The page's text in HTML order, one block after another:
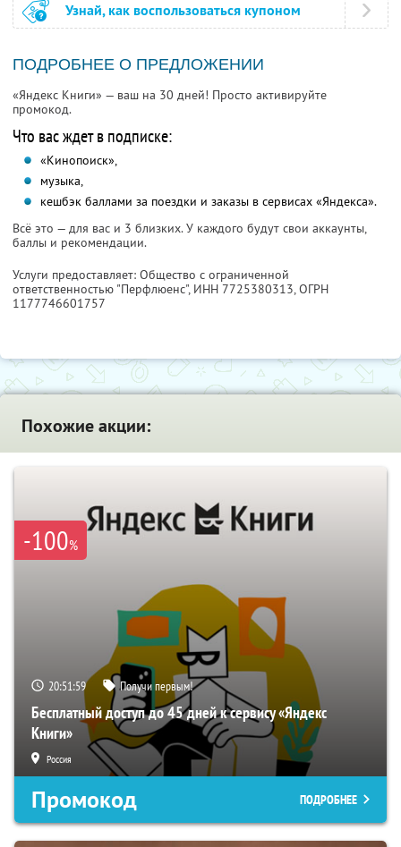
Узнай, как воспользоваться купоном
ПОДРОБНЕЕ О ПРЕДЛОЖЕНИИ
«Яндекс Книги» — ваш на 30 дней! Просто активируйте
промокод.
Что вас ждет в подписке:
«Кинопоиск»,
музыка,
кешбэк баллами за поездки и заказы в сервисах «Яндекса».
Всё это — для вас и 3 близких. У каждого будут свои аккаунты,
баллы и рекомендации.
Услуги предоставляет: Общество с ограниченной
ответственностью "Перфлюенс", ИНН 7725380313, ОГРН
1177746601757
Похожие акции:
-100%
20:51:59 Получи первым!
Бесплатный доступ до 45 дней к сервису «Яндекс
Книги»
Россия
Промокод ПОДРОБНЕЕ